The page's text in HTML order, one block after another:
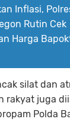
Inflasi,
Rutin Cek
Harga
silat dan
rakyat juga
Polda